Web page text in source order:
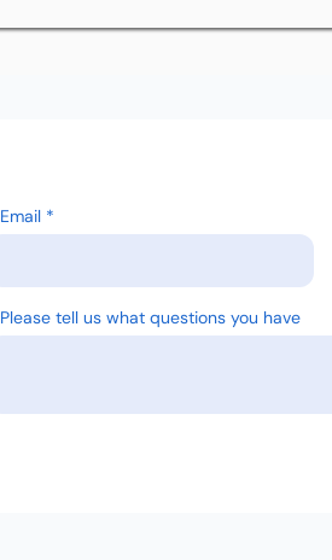
Email
Please tell us what questions you have